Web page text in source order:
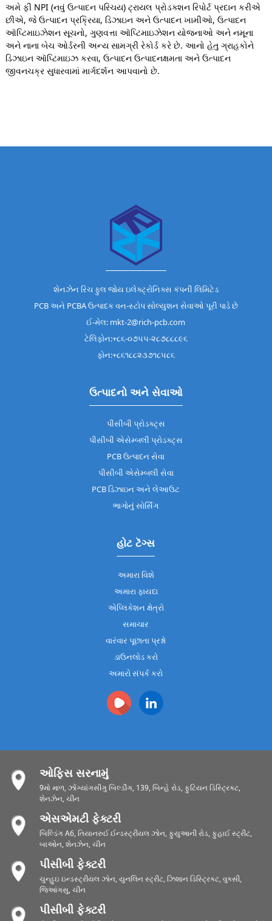
અમે ફી NPI (નવું ઉત્પાદન પરિચય) ટ્રાયલ પ્રોડક્શન રિપોર્ટ પ્રદાન કરીએ
છીએ, જે ઉત્પાદન પ્રક્રિયા, ડિઝાઇન અને ઉત્પાદન ખામીઓ, ઉત્પાદન
ઑપ્ટિમાઇઝેશન સૂચનો, ગુણવત્તા ઑપ્ટિમાઇઝેશન યોજનાઓ અને નમૂના
અને નાના બેચ ઓર્ડરની અન્ય સામગ્રી રેકોર્ડ કરે છે. આનો હેતુ ગ્રાહકોને
ડિઝાઇન ઑપ્ટિમાઇઝ કરવા, ઉત્પાદન ઉત્પાદનક્ષમતા અને ઉત્પાદન
જીવનચક્ર સુધારવામાં માર્ગદર્શન આપવાનો છે.
શેનઝેન રિચ ફુલ જોય ઇલેક્ટ્રોનિક્સ કંપની લિમિટેડ
PCB અને PCBA ઉત્પાદક વન-સ્ટોપ સોલ્યુશન સેવાઓ પૂરી પાડે છે
ઈ-મેલ: mkt-2@rich-pcb.com
ટેલિફોન:+૮૬-૦૭૫૫-૨૮૭૮૮૮૯૬
ફોન:+૮૬૧૮૮૨૩૭૧૮૫૮૬
ઉત્પાદનો અને સેવાઓ
પીસીબી પ્રોડક્ટ્સ
પીસીબી એસેમ્બલી પ્રોડક્ટ્સ
PCB ઉત્પાદન સેવા
પીસીબી એસેમ્બલી સેવા
PCB ડિઝાઇન અને લેઆઉટ
ભાગોનું સોર્સિંગ
હોટ ટૅગ્સ
અમારા વિશે
અમારા ફાયદા
એપ્લિકેશન ક્ષેત્રો
સમાચાર
વારંવાર પૂછાતા પ્રશ્નો
ડાઉનલોડ કરો
અમારો સંપર્ક કરો
ઓફિસ સરનામું
9મો માળ, ઝોંગ્યાંગસીગુ બિલ્ડીંગ, 139, બિન્હે રોડ, ફુટિયન ડિસ્ટ્રિક્ટ,
શેનઝેન, ચીન
એસએમટી ફેક્ટરી
બિલ્ડિંગ A6, તિયાનરુઈ ઈન્ડસ્ટ્રીયલ ઝોન, ફુયુઆની રોડ, ફુહાઈ સ્ટ્રીટ,
બાઓન, શેનઝેન, ચીન
પીસીબી ફેક્ટરી
ચુન્હુઇ ઇન્ડસ્ટ્રીયલ ઝોન, યુનલિન સ્ટ્રીટ, ઝિશાન ડિસ્ટ્રિક્ટ, વુક્સી,
જિઆંગસુ, ચીન
પીસીબી ફેક્ટરી